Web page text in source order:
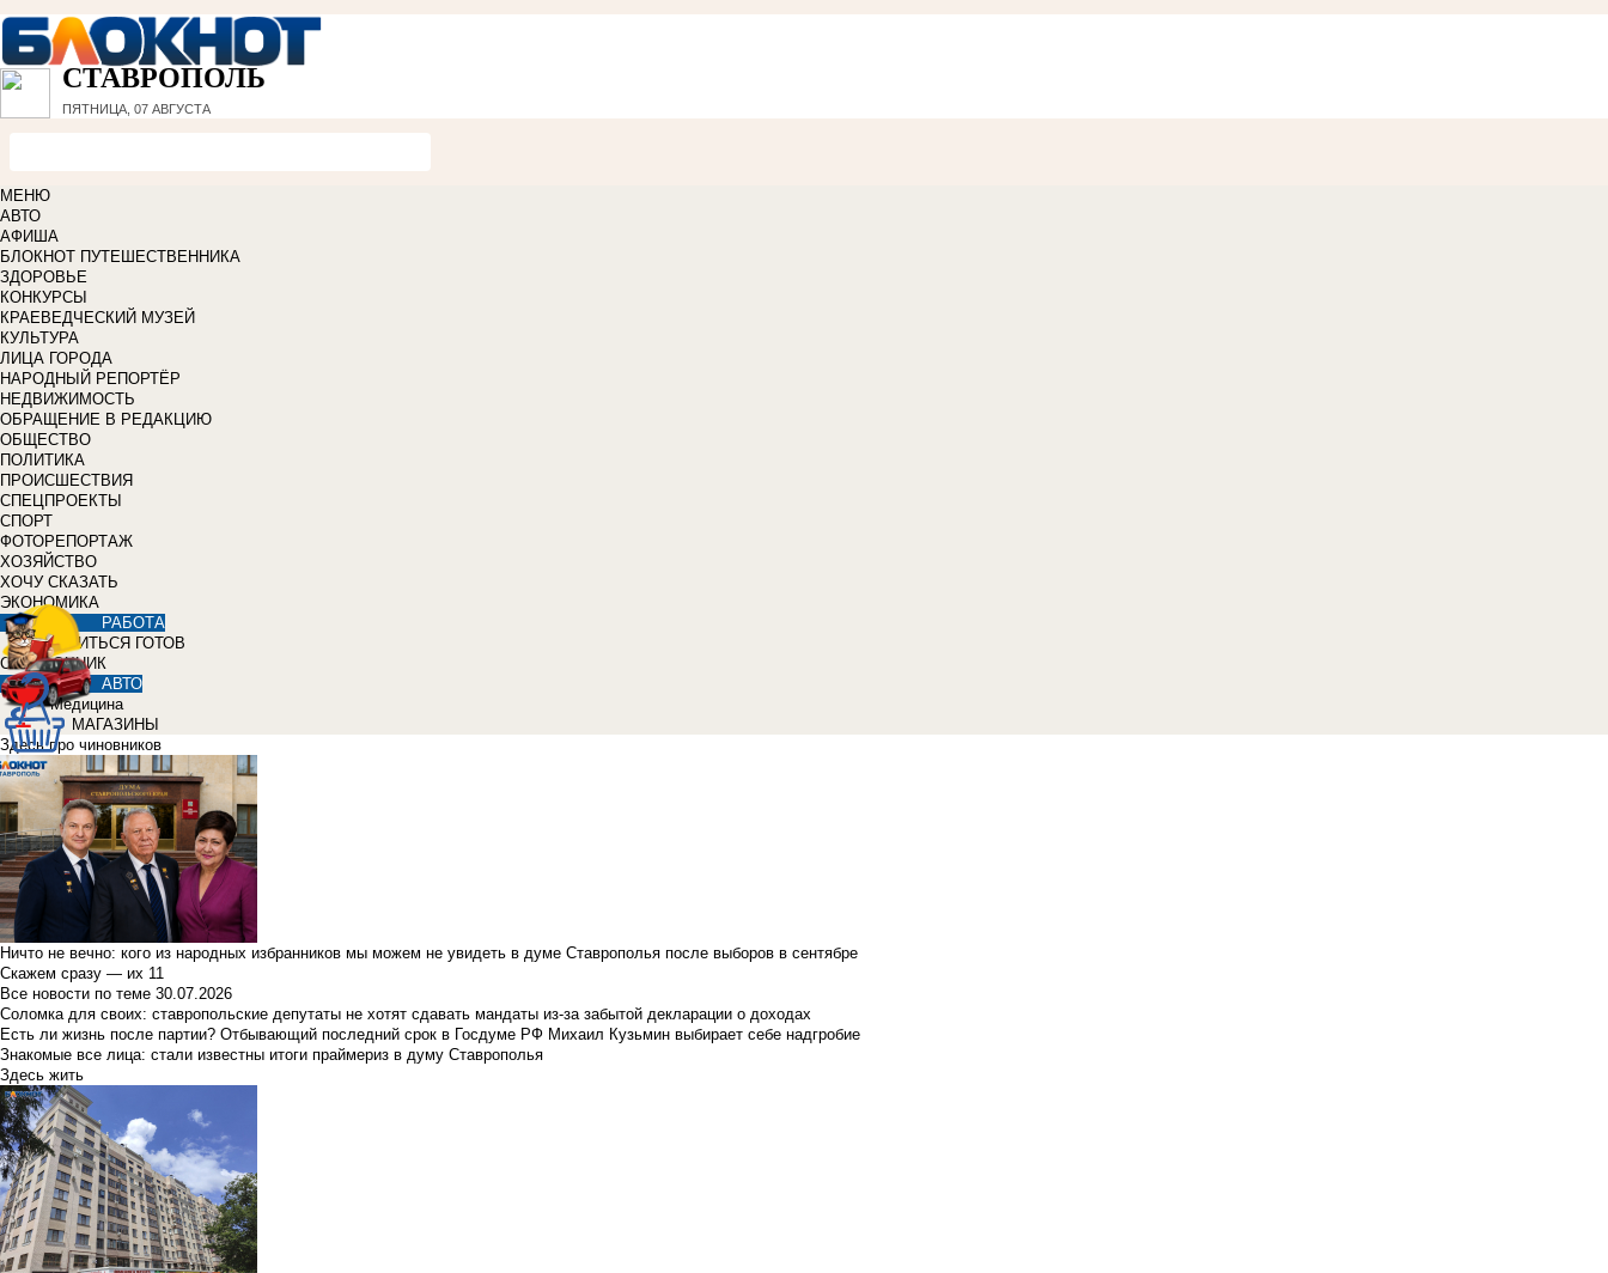
СТАВРОПОЛЬ
ПЯТНИЦА, 07 АВГУСТА
МЕНЮ
АВТО
АФИША
БЛОКНОТ ПУТЕШЕСТВЕННИКА
ЗДОРОВЬЕ
КОНКУРСЫ
КРАЕВЕДЧЕСКИЙ МУЗЕЙ
КУЛЬТУРА
ЛИЦА ГОРОДА
НАРОДНЫЙ РЕПОРТЁР
НЕДВИЖИМОСТЬ
ОБРАЩЕНИЕ В РЕДАКЦИЮ
ОБЩЕСТВО
ПОЛИТИКА
ПРОИСШЕСТВИЯ
СПЕЦПРОЕКТЫ
СПОРТ
ФОТОРЕПОРТАЖ
ХОЗЯЙСТВО
ХОЧУ СКАЗАТЬ
ЭКОНОМИКА
РАБОТА
УЧИТЬСЯ ГОТОВ
СПРАВОЧНИК
АВТО
Медицина
МАГАЗИНЫ
Здесь про чиновников
Ничто не вечно: кого из народных избранников мы можем не увидеть в думе Ставрополья после выборов в сентябре
Скажем сразу — их 11
Все новости по теме 30.07.2026
Соломка для своих: ставропольские депутаты не хотят сдавать мандаты из-за забытой декларации о доходах
Есть ли жизнь после партии? Отбывающий последний срок в Госдуме РФ Михаил Кузьмин выбирает себе надгробие
Знакомые все лица: стали известны итоги праймериз в думу Ставрополья
Здесь жить